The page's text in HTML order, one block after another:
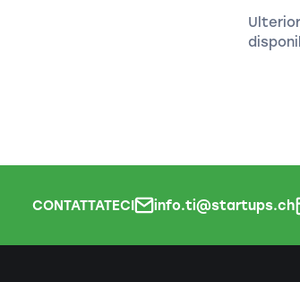
CONTATTATECI info.ti@startups.ch